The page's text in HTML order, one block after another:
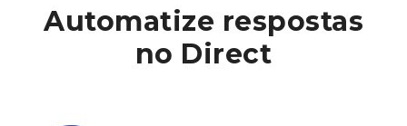
Automatize respostas
no Direct